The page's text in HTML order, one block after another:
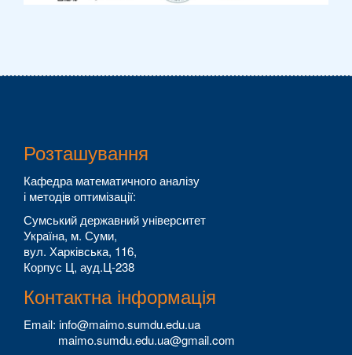
Розташування
Кафедра математичного аналізу
і методів оптимізації:
Сумський державний університет
Україна, м. Суми,
вул. Харківська, 116,
Корпус Ц, ауд.Ц-238
Контактна інформація
Email: info@maimo.sumdu.edu.ua
maimo.sumdu.edu.ua@gmail.com